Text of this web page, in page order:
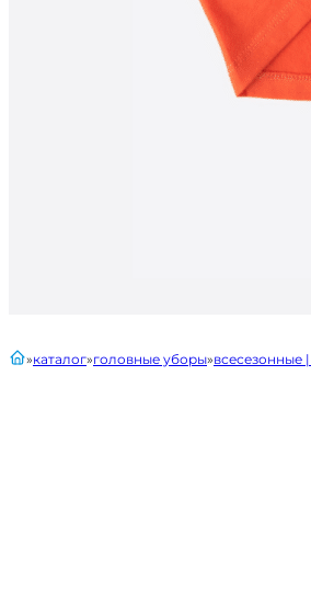
главнаякаталог головные уборы всесезонные